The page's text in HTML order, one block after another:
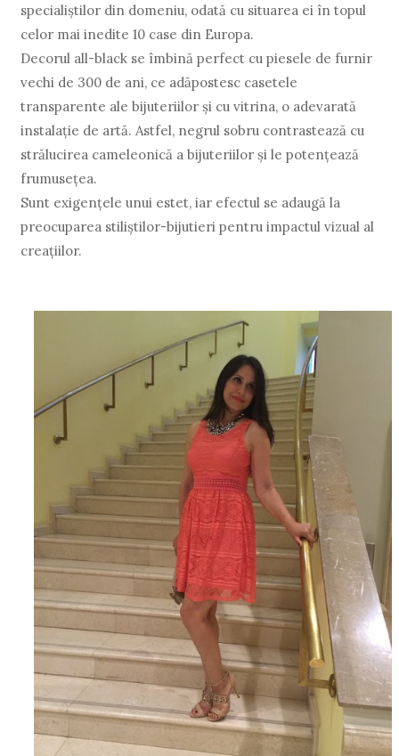
specialiştilor din domeniu, odată cu situarea ei în topul
celor mai inedite 10 case din Europa.
Decorul all-black se îmbină perfect cu piesele de furnir
vechi de 300 de ani, ce adăpostesc casetele
transparente ale bijuteriilor şi cu vitrina, o adevarată
instalaţie de artă. Astfel, negrul sobru contrastează cu
strălucirea cameleonică a bijuteriilor şi le potenţează
frumuseţea.
Sunt exigenţele unui estet, iar efectul se adaugă la
preocuparea stiliştilor-bijutieri pentru impactul vizual al
creaţiilor.